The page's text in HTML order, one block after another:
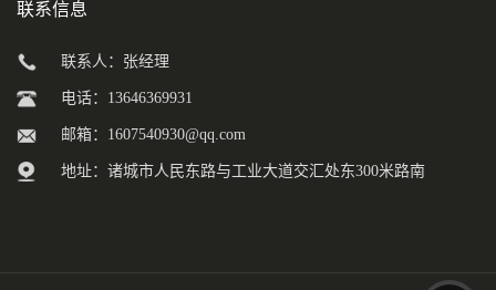
联系信息
联系人：张经理
电话：13646369931
邮箱： 1607540930@qq.com
地址：诸城市人民东路与工业大道交汇处东300米路南